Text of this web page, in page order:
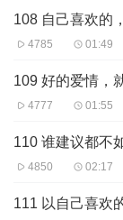
108 自己喜欢的
4785 01:49
109 好的爱情，
4777 01:55
110 谁建议都不
4850 02:17
111 以自己喜欢